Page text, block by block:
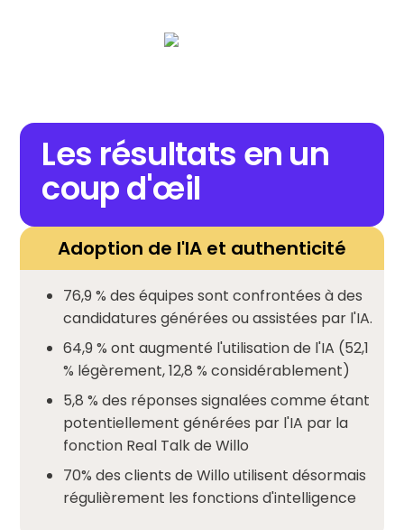
Les résultats en un
coup d'œil
Adoption de l'IA et authenticité
76,9 % des équipes sont confrontées à des
candidatures générées ou assistées par l'IA.
64,9 % ont augmenté l'utilisation de l'IA (52,1
% légèrement, 12,8 % considérablement)
5,8 % des réponses signalées comme étant
potentiellement générées par l'IA par la
fonction Real Talk de Willo
70% des clients de Willo utilisent désormais
régulièrement les fonctions d'intelligence